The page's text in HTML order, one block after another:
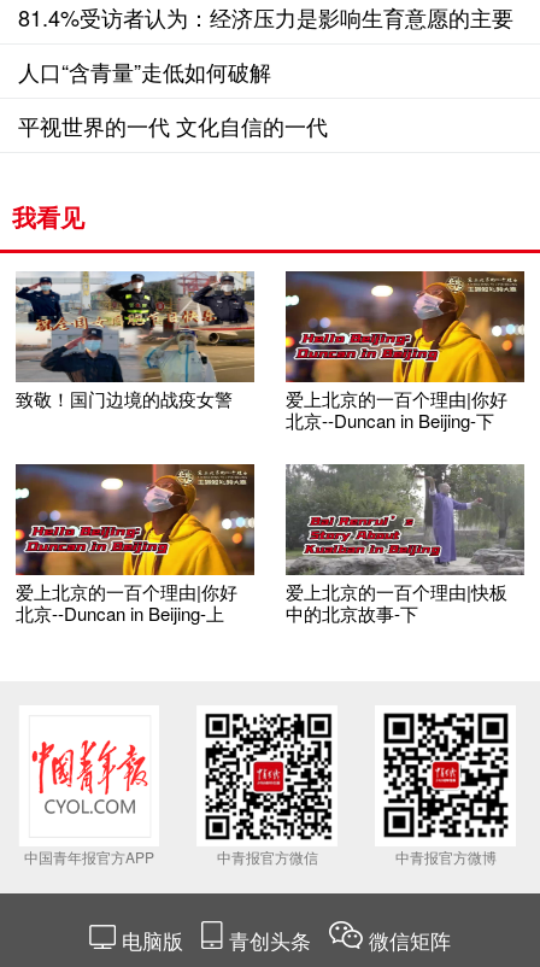
进人口均衡可持续发展
81.4%受访者认为：经济压力是影响生育意愿的主要
因素
人口“含青量”走低如何破解
平视世界的一代 文化自信的一代
我看见
致敬！国门边境的战疫女警
爱上北京的一百个理由|你好
北京--Duncan in Beijing-下
爱上北京的一百个理由|你好
北京--Duncan in Beijing-上
爱上北京的一百个理由|快板
中的北京故事-下
中国青年报官方APP 中青报官方微信 中青报官方微博
电脑版 青创头条 微信矩阵